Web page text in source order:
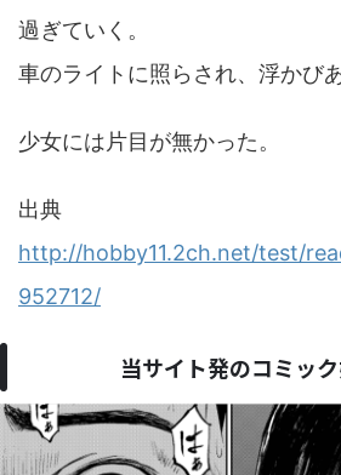
過ぎていく。
車のライトに照らされ、浮かび
少女には片目が無かった。
出典
http://hobby11.2ch.net/test/
952712/
当サイト発のコミッ